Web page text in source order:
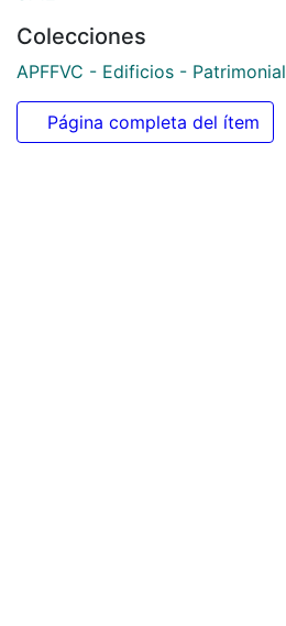
Colecciones
APFFVC - Edificios - Patrimonial
Página completa del ítem